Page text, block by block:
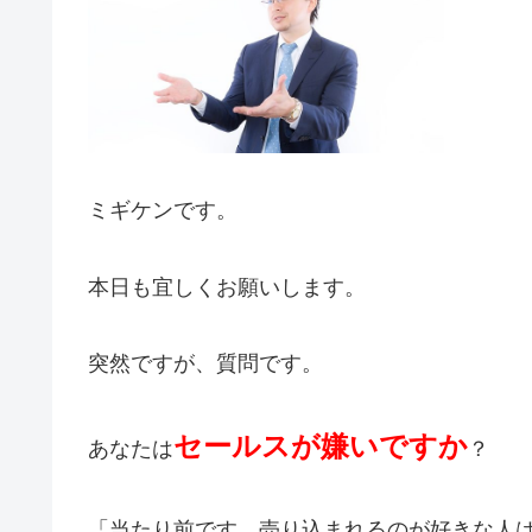
ミギケンです。
本日も宜しくお願いします。
突然ですが、質問です。
あなたはセールスが嫌いですか ？